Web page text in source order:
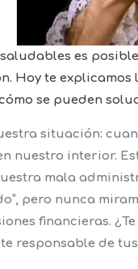
es
Hoy te explicamos
se pueden
situación:
nuestro interior.
mala
pero nunca
financieras.
responsable de